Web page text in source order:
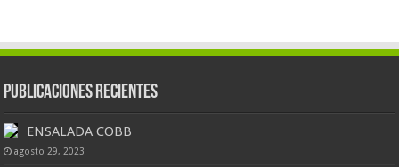
Publicaciones Recientes
ENSALADA COBB
agosto 29, 2023